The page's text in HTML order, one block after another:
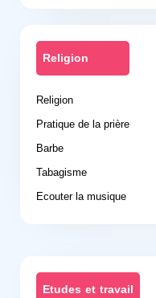
Religion
Religion
Pratique de la prière
Barbe
Tabagisme
Ecouter la musique
Etudes et travail